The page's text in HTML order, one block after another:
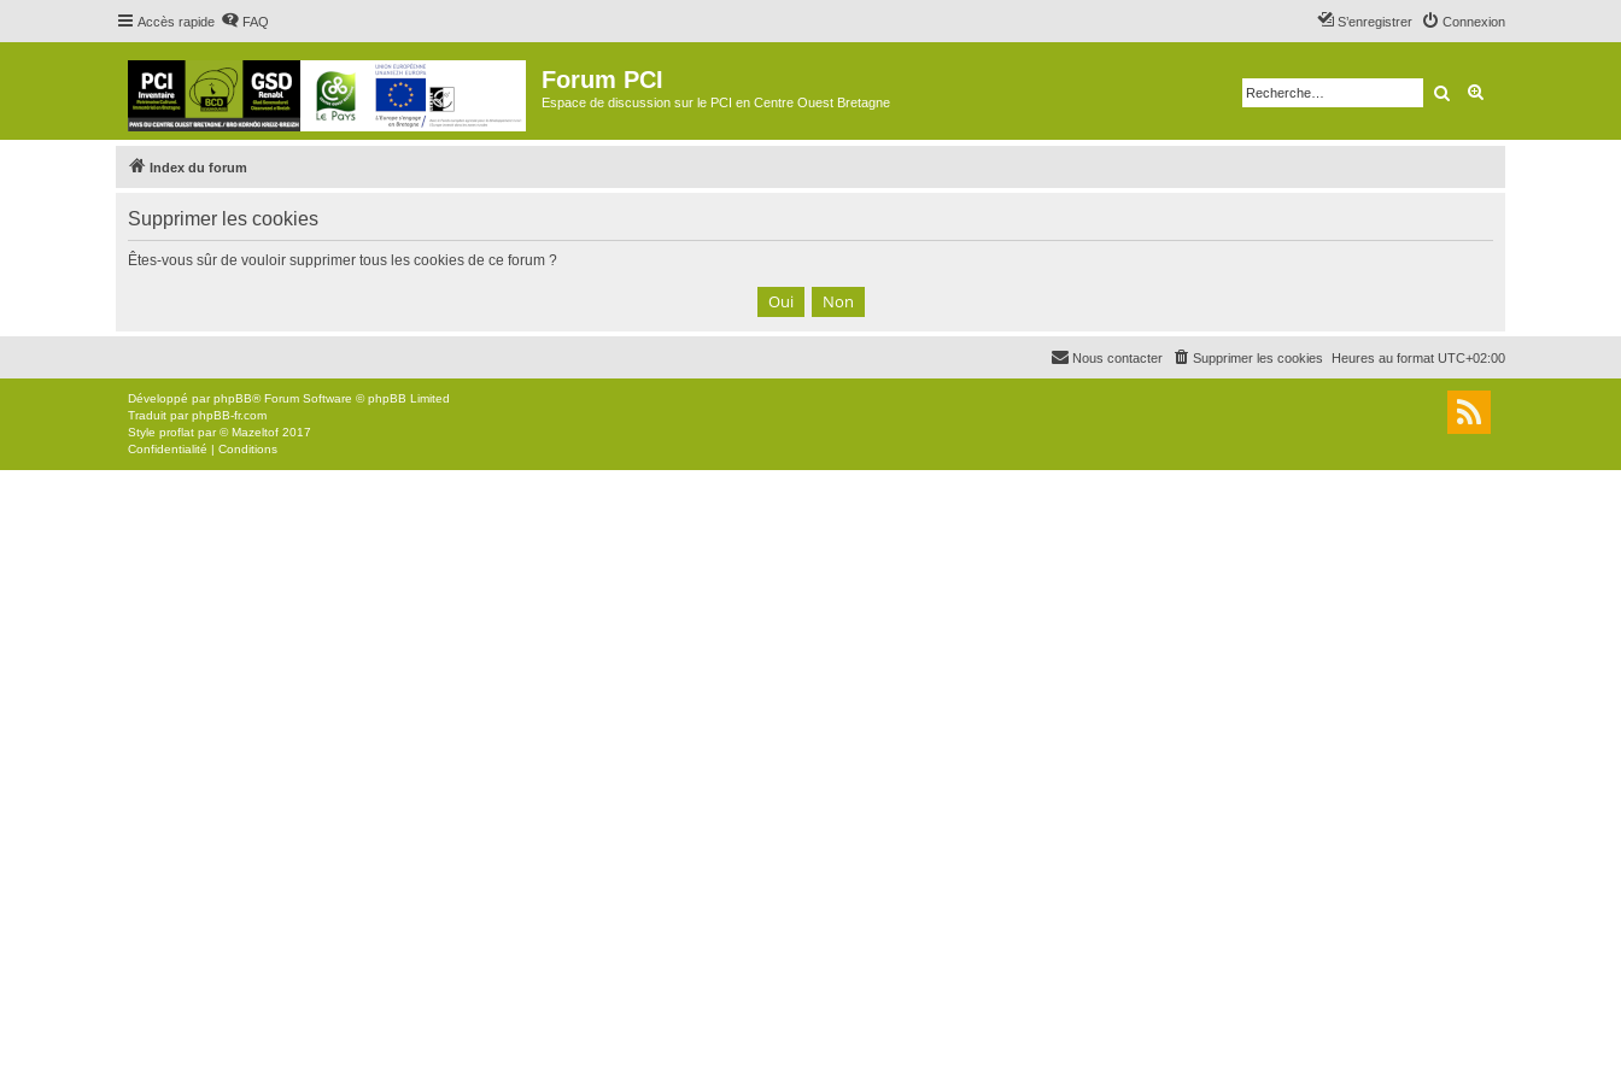
Accès rapide FAQ Connexion
S’enregistrer
Forum PCI
Espace de discussion sur le PCI en Centre Ouest Bretagne Rechercher
Index du forum
Supprimer les cookies
Êtes-vous sûr de vouloir supprimer tous les cookies de ce forum ?
Heures au format UTC+02:00
Supprimer les cookies
Nous contacter
Développé parphpBB® Forum Software © phpBB Limited
Traduit parphpBB-fr.com
Style proflat par ©Mazeltof 2017
Confidentialité | Conditions